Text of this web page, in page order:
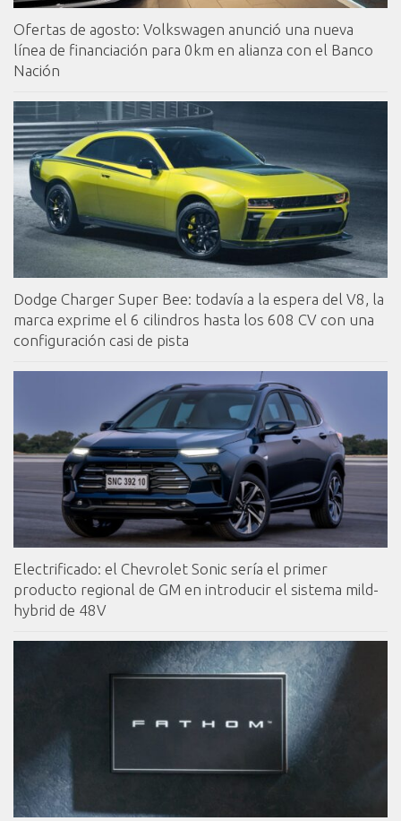
Ofertas de agosto: Volkswagen anunció una nueva
línea de financiación para 0km en alianza con el Banco
Nación
Dodge Charger Super Bee: todavía a la espera del V8, la
marca exprime el 6 cilindros hasta los 608 CV con una
configuración casi de pista
Electrificado: el Chevrolet Sonic sería el primer
producto regional de GM en introducir el sistema mild-
hybrid de 48V